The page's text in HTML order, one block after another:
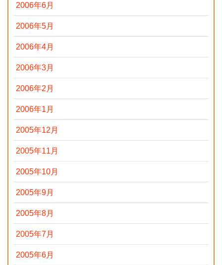
2006年6月
2006年5月
2006年4月
2006年3月
2006年2月
2006年1月
2005年12月
2005年11月
2005年10月
2005年9月
2005年8月
2005年7月
2005年6月